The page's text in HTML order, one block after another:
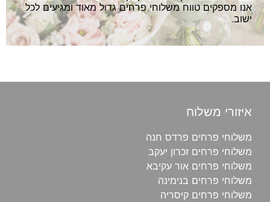
אנו מספקים טווח משלוחי פרחים גדול מאוד ומגיעים לכל
ישוב.
איזורי משלוח
משלוחי פרחים פרדס חנה
משלוחי פרחים זכרון יעקב
משלוחי פרחים אור עקיבא
משלוחי פרחים בנימינה
משלוחי פרחים קיסריה